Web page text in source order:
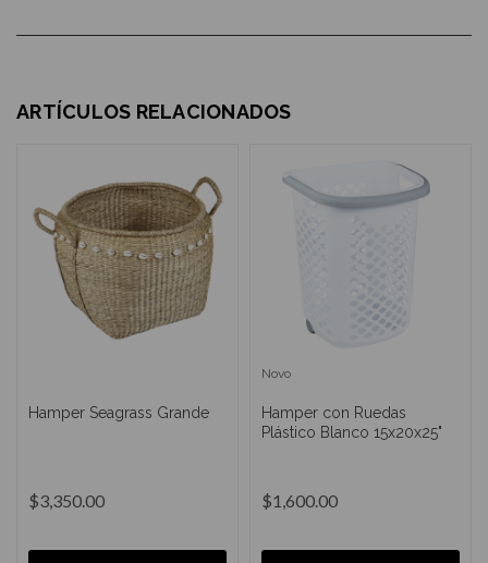
ARTÍCULOS RELACIONADOS
Hamper Seagrass Grande
$3,350.00
Novo
Hamper con Ruedas
Plástico Blanco 15x20x25"
$1,600.00